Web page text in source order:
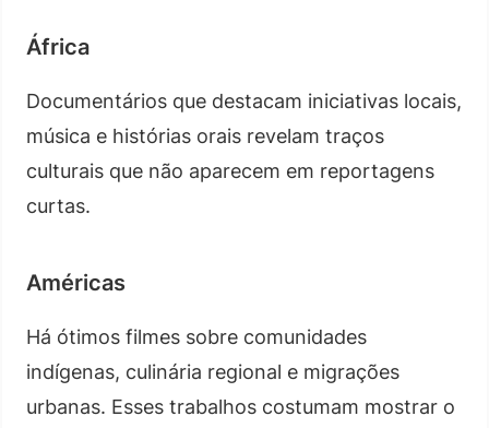
África
Documentários que destacam iniciativas locais,
música e histórias orais revelam traços
culturais que não aparecem em reportagens
curtas.
Américas
Há ótimos filmes sobre comunidades
indígenas, culinária regional e migrações
urbanas. Esses trabalhos costumam mostrar o